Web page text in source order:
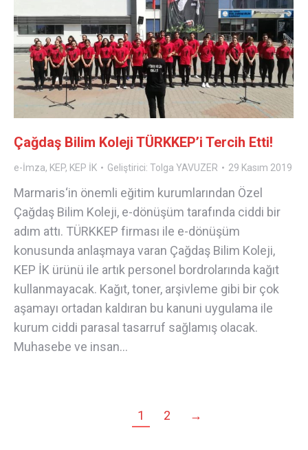
Çağdaş Bilim Koleji TÜRKKEP’i Tercih Etti!
e-İmza, KEP, KEP İK Geliştirici: Tolga YAVUZER 29 Kasım 2019
Marmaris‘in önemli eğitim kurumlarından Özel
Çağdaş Bilim Koleji, e-dönüşüm tarafında ciddi bir
adım attı. TÜRKKEP firması ile e-dönüşüm
konusunda anlaşmaya varan Çağdaş Bilim Koleji,
KEP İK ürünü ile artık personel bordrolarında kağıt
kullanmayacak. Kağıt, toner, arşivleme gibi bir çok
aşamayı ortadan kaldıran bu kanuni uygulama ile
kurum ciddi parasal tasarruf sağlamış olacak.
Muhasebe ve insan…
1 2 →